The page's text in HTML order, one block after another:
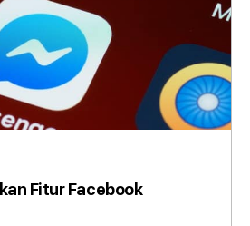
Fitur Facebook